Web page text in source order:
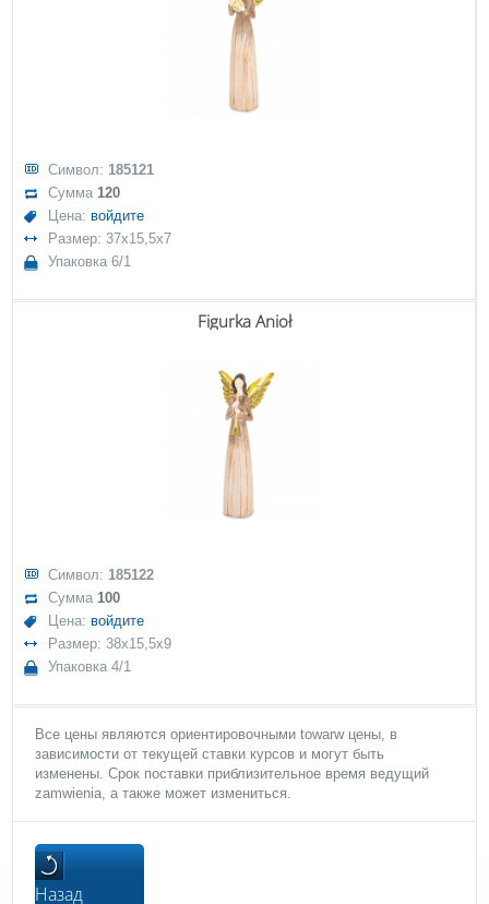
Символ: 185121
Сумма120
Цена: войдите
Размер: 37x15,5x7
Упаковка 6/1
Figurka Anioł
Символ: 185122
Сумма100
Цена: войдите
Размер: 38x15,5x9
Упаковка 4/1
Все цены являются ориентировочными towarw цены, в
зависимости от текущей ставки курсов и могут быть
изменены. Срок поставки приблизительное время ведущий
zamwienia, а также может измениться.
Назад